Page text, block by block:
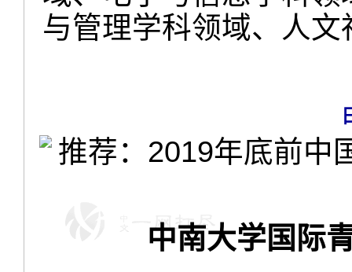
与管理学科领域、人
中南大学国际